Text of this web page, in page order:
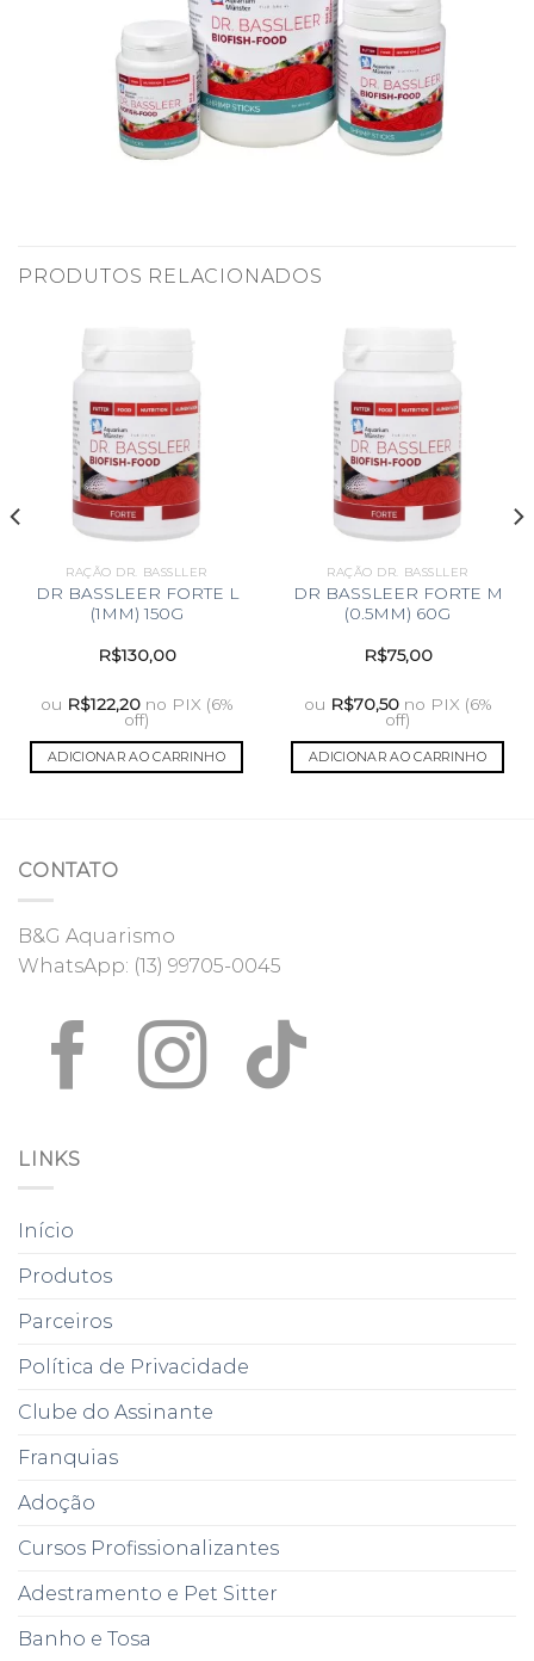
PRODUTOS RELACIONADOS
RAÇÃO DR. BASSLLER
DR BASSLEER FORTE L
(1MM) 150G
R$130,00
ou R$122,20 no PIX (6%
off)
ADICIONAR AO CARRINHO
RAÇÃO DR. BASSLLER
DR BASSLEER FORTE M
(0.5MM) 60G
R$75,00
ou R$70,50 no PIX (6%
off)
ADICIONAR AO CARRINHO
CONTATO
B&G Aquarismo
WhatsApp: (13) 99705-0045
LINKS
Início
Produtos
Parceiros
Política de Privacidade
Clube do Assinante
Franquias
Adoção
Cursos Profissionalizantes
Adestramento e Pet Sitter
Banho e Tosa